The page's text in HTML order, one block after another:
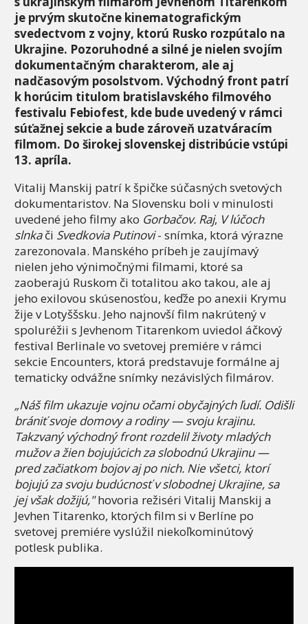
je prvým skutočne kinematografickým
svedectvom z vojny, ktorú Rusko rozpútalo na
Ukrajine. Pozoruhodné a silné je nielen svojím
dokumentačným charakterom, ale aj
nadčasovým posolstvom. Východný front patrí
k horúcim titulom bratislavského filmového
festivalu Febiofest, kde bude uvedený v rámci
súťažnej sekcie a bude zároveň uzatváracím
filmom. Do širokej slovenskej distribúcie vstúpi
13. apríla.
Vitalij Manskij patrí k špičke súčasných svetových
dokumentaristov. Na Slovensku boli v minulosti
uvedené jeho filmy ako Gorbačov. Raj, V lúčoch
slnkači Svedkovia Putinovi- snímka, ktorá výrazne
zarezonovala. Manského príbeh je zaujímavý
nielen jeho výnimočnými filmami, ktoré sa
zaoberajú Ruskom či totalitou ako takou, ale aj
jeho exilovou skúsenosťou, keďže po anexii Krymu
žije v Lotyššsku. Jeho najnovší film nakrútený v
spoluréžii s Jevhenom Titarenkom uviedol áčkový
festival Berlinale vo svetovej premiére v rámci
sekcie Encounters, ktorá predstavuje formálne aj
tematicky odvážne snímky nezávislých filmárov.
„Náš film ukazuje vojnu očami obyčajných ľudí. Odišli
brániť svoje domovy a rodiny — svoju krajinu.
Takzvaný východný front rozdelil životy mladých
mužov a žien bojujúcich za slobodnú Ukrajinu —
pred začiatkom bojov aj po nich. Nie všetci, ktorí
bojujú za svoju budúcnosť v slobodnej Ukrajine, sa
jej však dožijú,"hovoria režiséri Vitalij Manskij a
Jevhen Titarenko, ktorých film si v Berlíne po
svetovej premiére vyslúžil niekoľkominútový
potlesk publika.